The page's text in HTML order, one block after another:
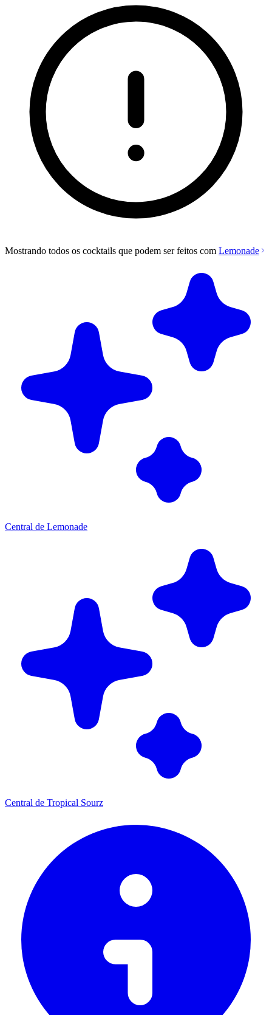
Mostrando todos os cocktails que podem ser feitos com Lemonade
Central de Lemonade
Central de Tropical Sourz